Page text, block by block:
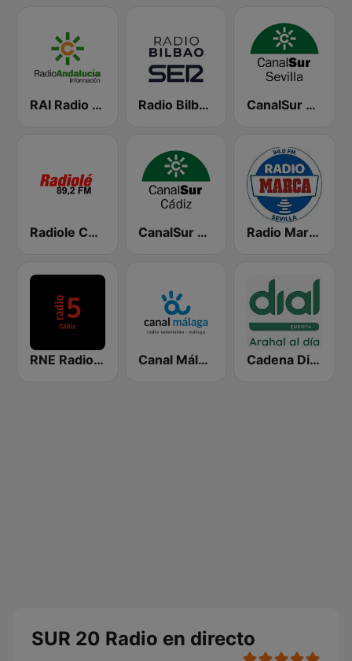
RAI Radio Andalucía Información Radio Bilbao SER CanalSur Radio Sevilla
Radiole Costa de la Luz CanalSur Radio Cádiz Radio Marca Sevilla
RNE Radio 5 Cádiz Canal Málaga Cadena Dial Europa
SUR 20 Radio en directo